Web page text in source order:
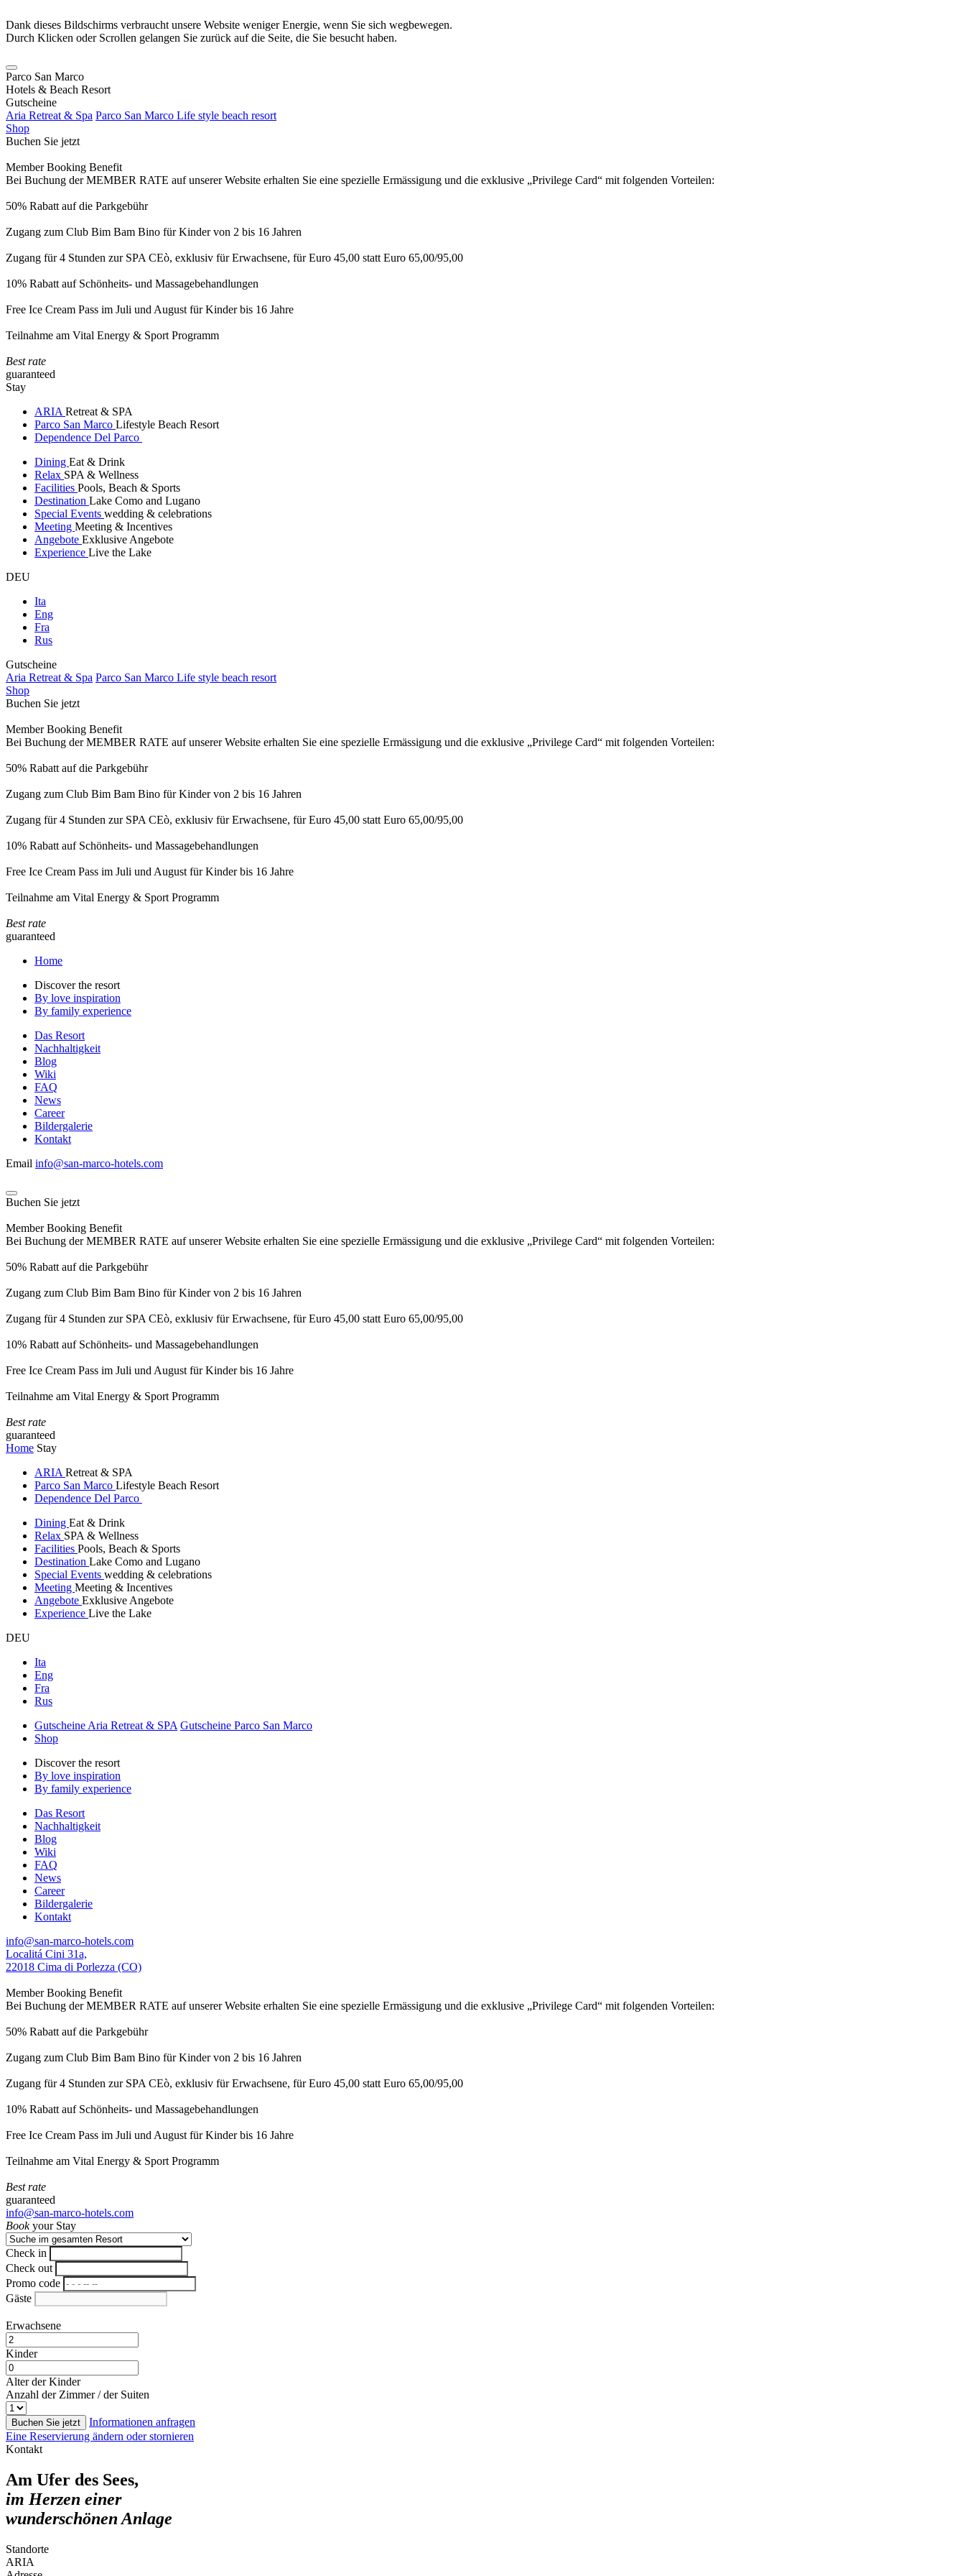
Dank dieses Bildschirms verbraucht unsere Website weniger Energie, wenn Sie sich wegbewegen.
Durch Klicken oder Scrollen gelangen Sie zurück auf die Seite, die Sie besucht haben.
Parco San Marco
Hotels & Beach Resort
Gutscheine
Aria Retreat & Spa Parco San Marco Life style beach resort
Shop
Buchen Sie jetzt
Member Booking Benefit
Bei Buchung der MEMBER RATE auf unserer Website erhalten Sie eine spezielle Ermässigung und die exklusive „Privilege Card“ mit folgenden Vorteilen:
50% Rabatt auf die Parkgebühr
Zugang zum Club Bim Bam Bino für Kinder von 2 bis 16 Jahren
Zugang für 4 Stunden zur SPA CEò, exklusiv für Erwachsene, für Euro 45,00 statt Euro 65,00/95,00
10% Rabatt auf Schönheits- und Massagebehandlungen
Free Ice Cream Pass im Juli und August für Kinder bis 16 Jahre
Teilnahme am Vital Energy & Sport Programm
Best rate
guaranteed
Stay
ARIA Retreat & SPA
Parco San Marco Lifestyle Beach Resort
Dependence Del Parco
Dining Eat & Drink
Relax SPA & Wellness
Facilities Pools, Beach & Sports
Destination Lake Como and Lugano
Special Events wedding & celebrations
Meeting Meeting & Incentives
Angebote Exklusive Angebote
Experience Live the Lake
DEU
Ita
Eng
Fra
Rus
Gutscheine
Aria Retreat & Spa Parco San Marco Life style beach resort
Shop
Buchen Sie jetzt
Member Booking Benefit
Bei Buchung der MEMBER RATE auf unserer Website erhalten Sie eine spezielle Ermässigung und die exklusive „Privilege Card“ mit folgenden Vorteilen:
50% Rabatt auf die Parkgebühr
Zugang zum Club Bim Bam Bino für Kinder von 2 bis 16 Jahren
Zugang für 4 Stunden zur SPA CEò, exklusiv für Erwachsene, für Euro 45,00 statt Euro 65,00/95,00
10% Rabatt auf Schönheits- und Massagebehandlungen
Free Ice Cream Pass im Juli und August für Kinder bis 16 Jahre
Teilnahme am Vital Energy & Sport Programm
Best rate
guaranteed
Home
Discover the resort
By love inspiration
By family experience
Das Resort
Nachhaltigkeit
Blog
Wiki
FAQ
News
Career
Bildergalerie
Kontakt
Email info@san-marco-hotels.com
Buchen Sie jetzt
Member Booking Benefit
Bei Buchung der MEMBER RATE auf unserer Website erhalten Sie eine spezielle Ermässigung und die exklusive „Privilege Card“ mit folgenden Vorteilen:
50% Rabatt auf die Parkgebühr
Zugang zum Club Bim Bam Bino für Kinder von 2 bis 16 Jahren
Zugang für 4 Stunden zur SPA CEò, exklusiv für Erwachsene, für Euro 45,00 statt Euro 65,00/95,00
10% Rabatt auf Schönheits- und Massagebehandlungen
Free Ice Cream Pass im Juli und August für Kinder bis 16 Jahre
Teilnahme am Vital Energy & Sport Programm
Best rate
guaranteed
Home Stay
ARIA Retreat & SPA
Parco San Marco Lifestyle Beach Resort
Dependence Del Parco
Dining Eat & Drink
Relax SPA & Wellness
Facilities Pools, Beach & Sports
Destination Lake Como and Lugano
Special Events wedding & celebrations
Meeting Meeting & Incentives
Angebote Exklusive Angebote
Experience Live the Lake
DEU
Ita
Eng
Fra
Rus
Gutscheine Aria Retreat & SPA Gutscheine Parco San Marco
Shop
Discover the resort
By love inspiration
By family experience
Das Resort
Nachhaltigkeit
Blog
Wiki
FAQ
News
Career
Bildergalerie
Kontakt
info@san-marco-hotels.com
Localitá Cini 31a,
22018 Cima di Porlezza (CO)
Member Booking Benefit
Bei Buchung der MEMBER RATE auf unserer Website erhalten Sie eine spezielle Ermässigung und die exklusive „Privilege Card“ mit folgenden Vorteilen:
50% Rabatt auf die Parkgebühr
Zugang zum Club Bim Bam Bino für Kinder von 2 bis 16 Jahren
Zugang für 4 Stunden zur SPA CEò, exklusiv für Erwachsene, für Euro 45,00 statt Euro 65,00/95,00
10% Rabatt auf Schönheits- und Massagebehandlungen
Free Ice Cream Pass im Juli und August für Kinder bis 16 Jahre
Teilnahme am Vital Energy & Sport Programm
Best rate
guaranteed
info@san-marco-hotels.com
Bookyour Stay
Check in
Check out
Promo code
Gäste
Erwachsene
Kinder
Alter der Kinder
Anzahl der Zimmer / der Suiten
Buchen Sie jetzt
Informationen anfragen
Eine Reservierung ändern oder stornieren
Kontakt
Am Ufer des Sees,
im Herzen einer
wunderschönen Anlage
Standorte
ARIA